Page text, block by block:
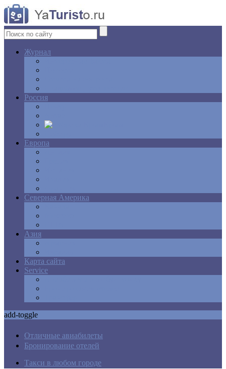
Журнал
Россия
Европа
Северная Америка
Азия
Карта сайта
Service
add-toggle
Отличные авиабилеты
Бронирование отелей
Такси в любом городе